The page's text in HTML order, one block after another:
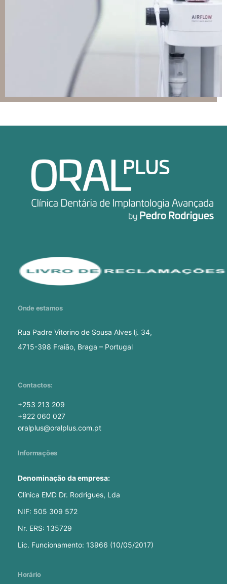
Onde estamos
Rua Padre Vitorino de Sousa Alves lj. 34,
4715-398 Fraião, Braga – Portugal
Contactos:
+253 213 209
+922 060 027
oralplus@oralplus.com.pt
Informações
Denominação da empresa:
Clínica EMD Dr. Rodrigues, Lda
NIF: 505 309 572
Nr. ERS: 135729
Lic. Funcionamento: 13966 (10/05/2017)
Horário